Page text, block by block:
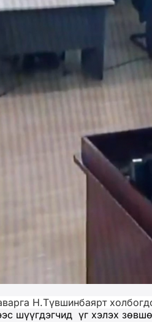
Н.Түвшинбаярт
шүүгдэгчид үг хэлэх